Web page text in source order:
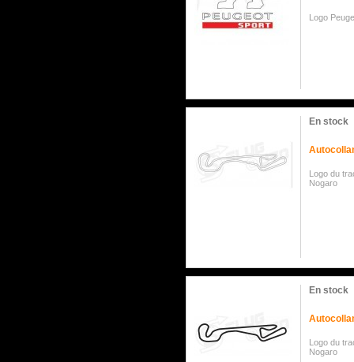
Logo
En stock
Logo du
Nogaro
En stock
Logo du
Nogaro